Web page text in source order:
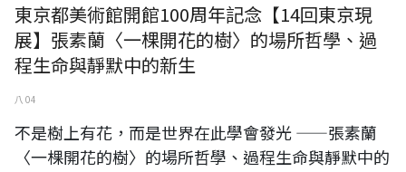
東京都美術館開館100周年記念【14回東京現
展】張素蘭〈一棵開花的樹〉的場所哲學、過
程生命與靜默中的新生
八 04
不是樹上有花，而是世界在此學會發光 ——張素蘭
〈一棵開花的樹〉的場所哲學、過程生命與靜默中的